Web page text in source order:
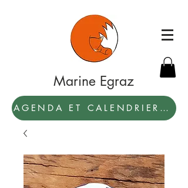
Marine Egraz
AGENDA ET CALENDRIER 2027: PAR ICI !